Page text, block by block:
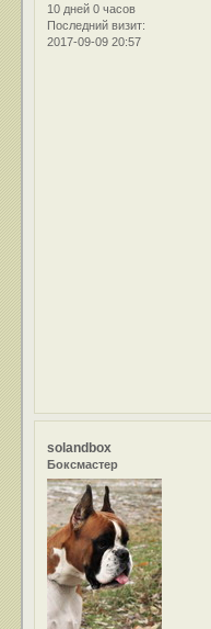
10 дней 0 часов
Последний визит:
2017-09-09 20:57
solandbox
Боксмастер